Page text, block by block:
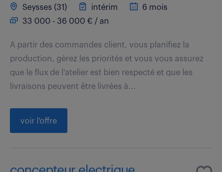
Seysses (31) intérim
6 mois
33 000 - 36 000 € / an
A partir des commandes client, vous planifiez la
production, gèrez les priorités et vous vous assurez
que le flux de l'atelier est bien respecté et que les
livraisons peuvent être livrées à...
voir l'offre